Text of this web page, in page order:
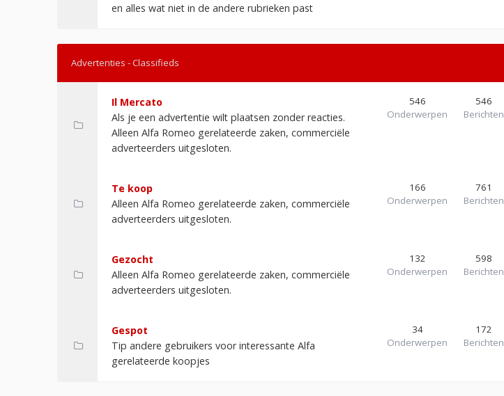
en alles wat niet in de andere rubrieken past
Advertenties - Classifieds
Il Mercato
Als je een advertentie wilt plaatsen zonder reacties.
Alleen Alfa Romeo gerelateerde zaken, commerciële
adverteerders uitgesloten.
546
Onderwerpen
546
Berichten
Te koop
Alleen Alfa Romeo gerelateerde zaken, commerciële
adverteerders uitgesloten.
166
Onderwerpen
761
Berichten
Gezocht
Alleen Alfa Romeo gerelateerde zaken, commerciële
adverteerders uitgesloten.
132
Onderwerpen
598
Berichten
Gespot
Tip andere gebruikers voor interessante Alfa
gerelateerde koopjes
34
Onderwerpen
172
Berichten